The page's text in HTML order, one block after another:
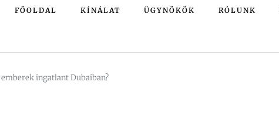
FŐOLDAL KÍNÁLAT ÜGYNÖKÖK RÓLUNK
ingatlant Dubaiban?